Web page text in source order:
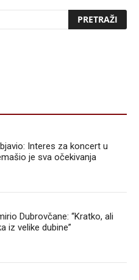
Interes za koncert u
je sva očekivanja
Dubrovčane: “Kratko, ali
iz velike dubine”